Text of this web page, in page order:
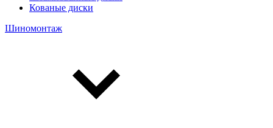
Кованые диски
Шиномонтаж